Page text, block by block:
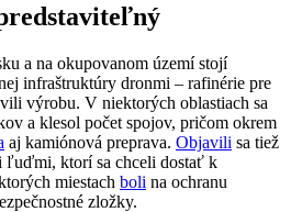
a na okupovanom území stojí
infraštruktúry dronmi – rafinérie pre
výrobu. V niektorých oblastiach sa
a klesol počet spojov, pričom okrem
aj kamiónová preprava. Objavili sa tiež
ľuďmi, ktorí sa chceli dostať k
miestach boli na ochranu
zložky.